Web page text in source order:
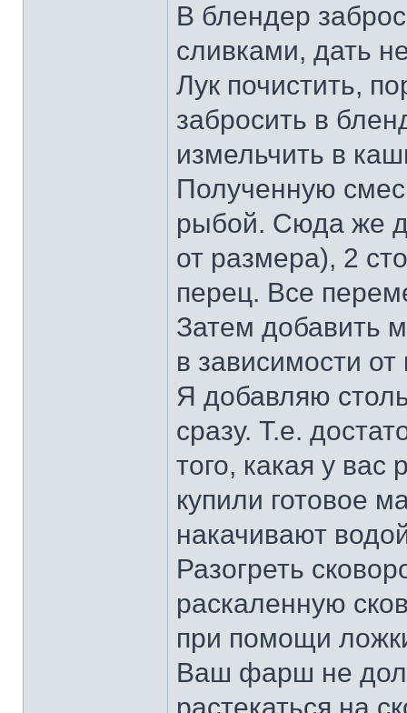
В блендер
сливками, дать
Лук почистить,
забросить в
измельчить в
Полученную
рыбой. Сюда же
от размера), 2
перец. Все
Затем добавить
в зависимости
Я добавляю
сразу. Т.е.
того, какая у
купили готовое
накачивают
Разогреть
раскаленную
при помощи
Ваш фарш не